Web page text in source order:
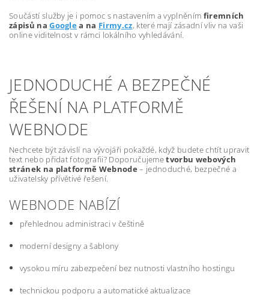
Součástí služby je i pomoc s nastavením a vyplněním firemních
zápisů naGooglea na Firmy.cz, které mají zásadní vliv na vaši
online viditelnost v rámci lokálního vyhledávání.
JEDNODUCHÉ A BEZPEČNÉ
ŘEŠENÍ NA PLATFORMĚ
WEBNODE
Nechcete být závislí na vývojáři pokaždé, když budete chtít upravit
text nebo přidat fotografii? Doporučujemetvorbu webových
stránek na platformě Webnode – jednoduché, bezpečné a
uživatelsky přívětivé řešení.
WEBNODE NABÍZÍ
přehlednou administraci v češtině
moderní designy a šablony
vysokou míru zabezpečení bez nutnosti vlastního hostingu
technickou podporu a automatické aktualizace